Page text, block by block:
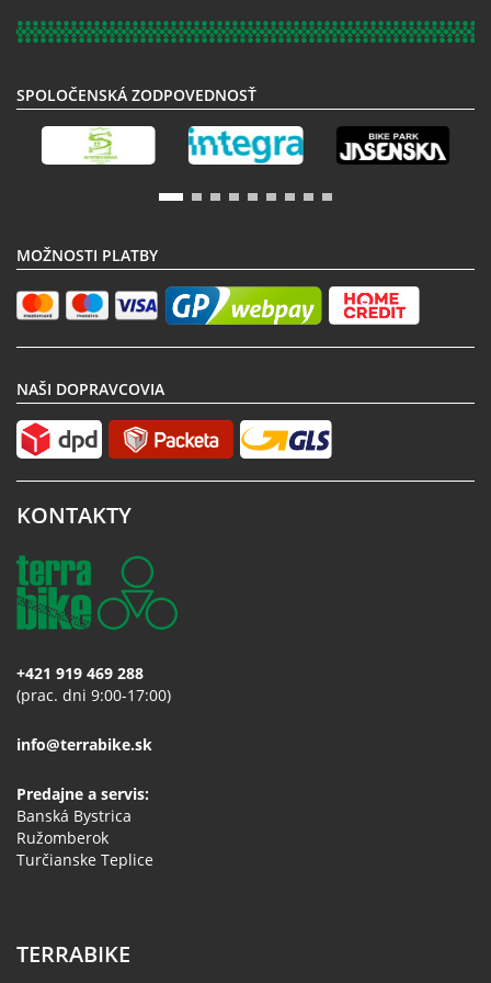
SPOLOČENSKÁ ZODPOVEDNOSŤ
MOŽNOSTI PLATBY
NAŠI DOPRAVCOVIA
KONTAKTY
+421 919 469 288
(prac. dni 9:00-17:00)
info@terrabike.sk
Predajne a servis:
Banská Bystrica
Ružomberok
Turčianske Teplice
TERRABIKE